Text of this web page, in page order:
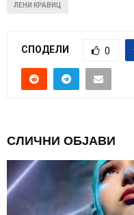
ЛЕНИ КРАВИЦ
СПОДЕЛИ 0
СЛИЧНИ ОБЈАВИ